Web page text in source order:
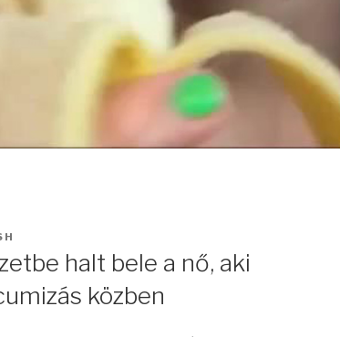
halt bele a nő, aki
közben